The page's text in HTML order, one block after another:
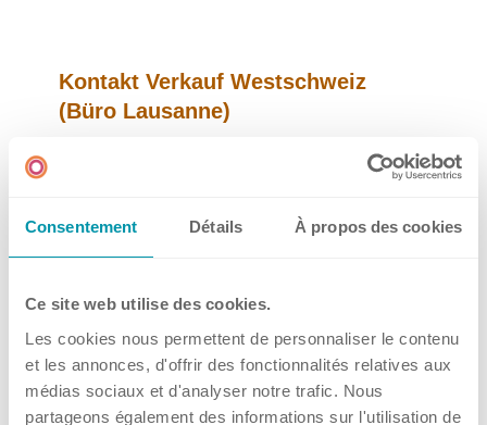
Consentement Détails À propos des cookies
Ce site web utilise des cookies.
Les cookies nous permettent de personnaliser le contenu
et les annonces, d'offrir des fonctionnalités relatives aux
médias sociaux et d'analyser notre trafic. Nous
partageons également des informations sur l'utilisation de
Kontakt
Hauptsitz, Filialen und Partner
Filialen
Benelux
Deutschland
Kontakt Verkauf Westschweiz
(Büro Lausanne)
+41 61 319 94 66
+41 79 595 44 83
Kontakt Verkauf Ostschweiz (Büro
Zürich)